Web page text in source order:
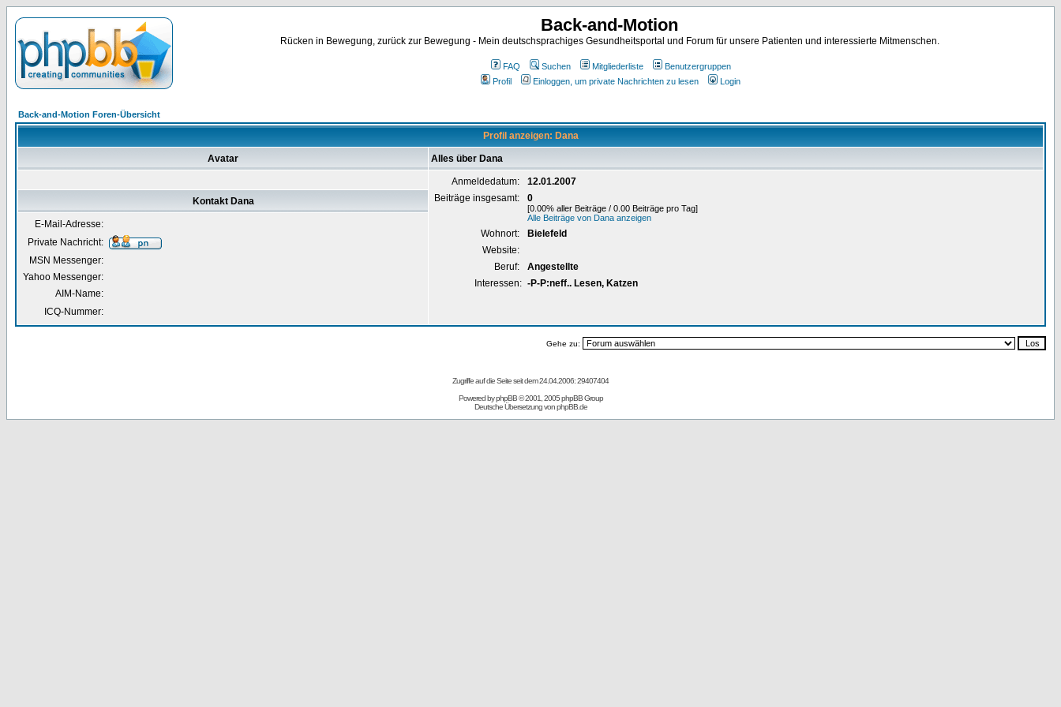
Back-and-Motion
Rücken in Bewegung, zurück zur Bewegung - Mein deutschsprachiges Gesundheitsportal und Forum für unsere Patienten und interessierte Mitmenschen.
FAQ Suchen Mitgliederliste
Benutzergruppen
Profil
Einloggen, um private Nachrichten zu lesen Login
Back-and-Motion Foren-Übersicht
Profil anzeigen: Dana
Avatar Alles über Dana
Anmeldedatum:
12.01.2007
Beiträge insgesamt:
0
[0.00% aller Beiträge / 0.00 Beiträge pro Tag]
Alle Beiträge von Dana anzeigen
Wohnort:
Bielefeld
Website:
Beruf:
Angestellte
Interessen: -P-P:neff.. Lesen, Katzen
Kontakt Dana
E-Mail-Adresse:
Private Nachricht:
MSN Messenger:
Yahoo Messenger:
AIM-Name:
ICQ-Nummer:
Gehe zu:
Zugriffe auf die Seite seit dem 24.04.2006: 29407404
Powered byphpBB© 2001, 2005 phpBB Group
Deutsche Übersetzung vonphpBB.de